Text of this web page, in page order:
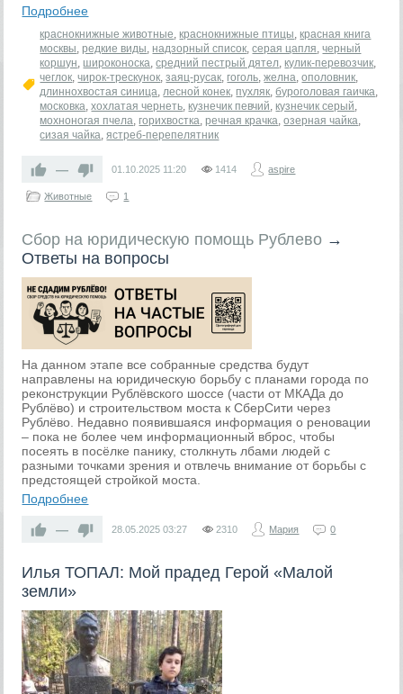
Подробнее
краснокнижные животные,краснокнижные птицы,красная книга
москвы,редкие виды, надзорный список,серая цапля,черный
коршун, широконоска,средний пестрый дятел,кулик-перевозчик,
чеглок,чирок-трескунок,заяц-русак, гоголь,желна,ополовник,
длиннохвостая синица,лесной конек, пухляк,буроголовая гаичка,
московка,хохлатая чернеть,кузнечик певчий,кузнечик серый,
мохноногая пчела, горихвостка,речная крачка,озерная чайка,
сизая чайка,ястреб-перепелятник
— 01.10.2025 11:20 1414 aspire
Животные 1
Сбор на юридическую помощь Рублево →
Ответы на вопросы
На данном этапе все собранные средства будут
направлены на юридическую борьбу с планами города по
реконструкции Рублёвского шоссе (части от МКАДа до
Рублёво) и строительством моста к СберСити через
Рублёво. Недавно появившаяся информация о реновации
– пока не более чем информационный вброс, чтобы
посеять в посёлке панику, столкнуть лбами людей с
разными точками зрения и отвлечь внимание от борьбы с
предстоящей стройкой моста.
Подробнее
— 28.05.2025 03:27 2310 Мария 0
Илья ТОПАЛ: Мой прадед Герой «Малой
земли»